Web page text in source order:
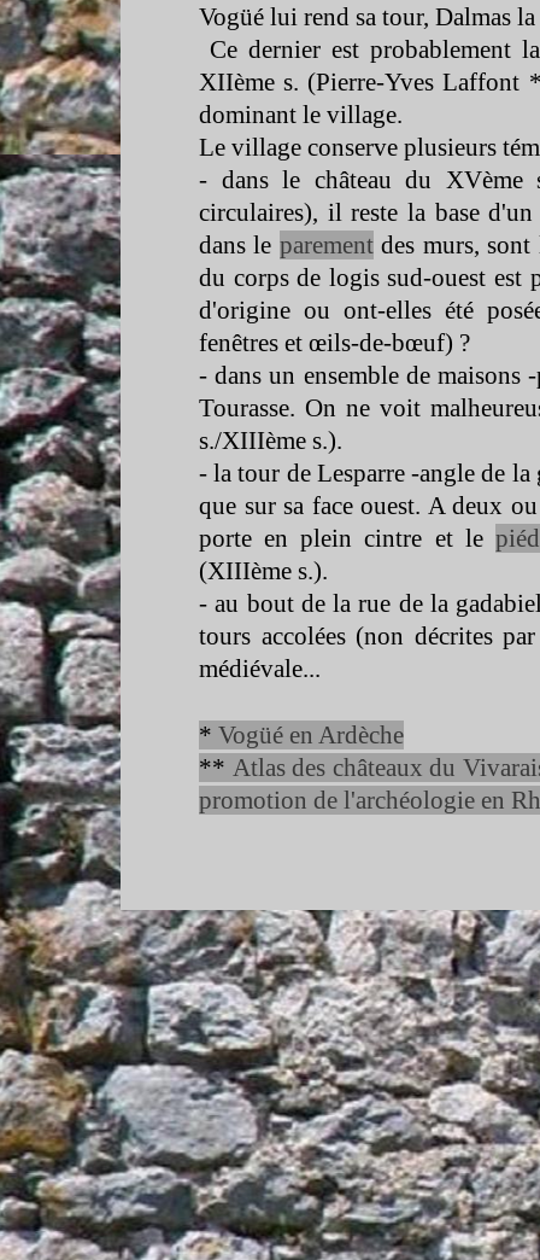
Vogüé lui rend sa tour, Dalmas
Ce dernier est probablement
XIIème s. (Pierre-Yves Laffont
dominant le village.
Le village conserve plusieurs
- dans le château du
circulaires), il reste la base
dans le parementdes murs, sont
du corps de logis sud-ouest est
d'origine ou ont-elles été
fenêtres et œils-de-bœuf) ?
- dans un ensemble de maisons -
Tourasse. On ne voit
s./XIIIème s.).
- la tour de Lesparre -angle de la
que sur sa face ouest. A deux
porte en plein cintre et le
(XIIIème s.).
- au bout de la rue de la
tours accolées (non décrites
médiévale...
* Vogüé en Ardèche
** Atlas des châteaux du
promotion de l'archéologie en